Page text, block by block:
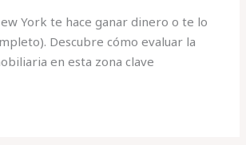
York te hace ganar dinero o te lo
Descubre cómo evaluar la
en esta zona clave